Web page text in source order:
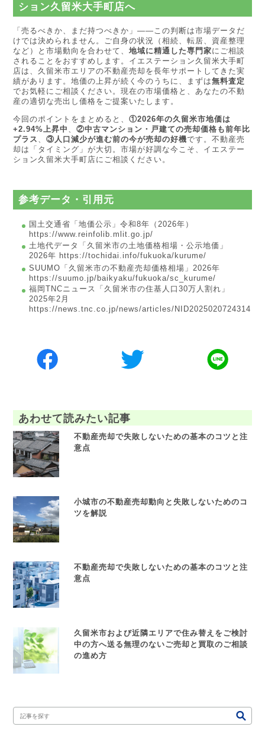
ション久留米大手町店へ
「売るべきか、まだ持つべきか」——この判断は市場データだ
けでは決められません。ご自身の状況（相続、転居、資産整理
など）と市場動向を合わせて、地域に精通した専門家にご相談
されることをおすすめします。イエステーション久留米大手町
店は、久留米市エリアの不動産売却を長年サポートしてきた実
績があります。地価の上昇が続く今のうちに、まずは無料査定
でお気軽にご相談ください。現在の市場価格と、あなたの不動
産の適切な売出し価格をご提案いたします。
今回のポイントをまとめると、①2026年の久留米市地価は
+2.94%上昇中 、②中古マンション・戸建ての売却価格も前年比
プラス 、③人口減少が進む前の今が売却の好機です。不動産売
却は「タイミング」が大切。市場が好調な今こそ、イエステー
ション久留米大手町店にご相談ください。
参考データ・引用元
国土交通省「地価公示」令和8年（2026年）
https://www.reinfolib.mlit.go.jp/
土地代データ「久留米市の土地価格相場・公示地価」
2026年 https://tochidai.info/fukuoka/kurume/
SUUMO「久留米市の不動産売却価格相場」2026年
https://suumo.jp/baikyaku/fukuoka/sc_kurume/
福岡TNCニュース「久留米市の住基人口30万人割れ」
2025年2月
https://news.tnc.co.jp/news/articles/NID2025020724314
あわせて読みたい記事
不動産売却で失敗しないための基本のコツと注
意点
小城市の不動産売却動向と失敗しないためのコ
ツを解説
不動産売却で失敗しないための基本のコツと注
意点
久留米市および近隣エリアで住み替えをご検討
中の方へ送る無理のないご売却と買取のご相談
の進め方